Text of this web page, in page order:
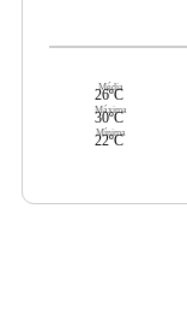
Média
26ºC
Máxima
30ºC
Mínima
22ºC